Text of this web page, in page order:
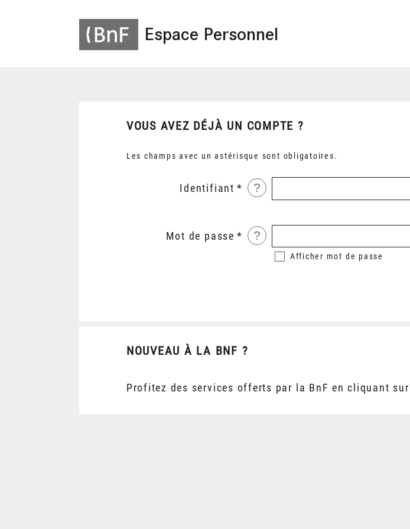
Espace Personnel
VOUS AVEZ DÉJÀ UN COMPTE ?
Les champs avec un astérisque sont obligatoires.
Identifiant ?
Mot de passe ?
Afficher mot de passe
NOUVEAU À LA BNF ?
Profitez des services offerts par la BnF en cliquant sur